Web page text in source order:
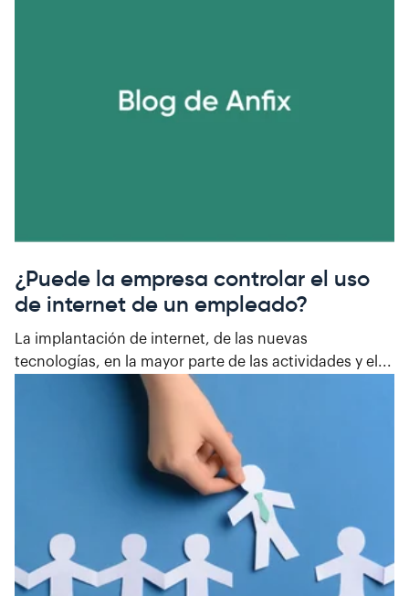
¿Puede la empresa controlar el uso
de internet de un empleado?
La implantación de internet, de las nuevas
tecnologías, en la mayor parte de las actividades y el...